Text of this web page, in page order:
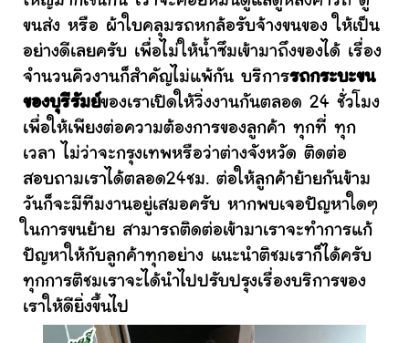
ขนส่ง หรือ ผ้าใบคลุมรถหกล้อรับจ้างขนของ ให้เป็น
อย่างดีเลยครับ เพื่อไม่ให้น้ำซึมเข้ามาถึงของได้ เรื่อง
จำนวนคิวงานก็สำคัญไม่แพ้กัน บริการรถกระบะขน
ของบุรีรัมย์ของเราเปิดให้วิ่งงานกันตลอด 24 ชั่วโมง
เพื่อให้เพียงต่อความต้องการของลูกค้า ทุกที่ ทุก
เวลา ไม่ว่าจะกรุงเทพหรือว่าต่างจังหวัด ติดต่อ
สอบถามเราได้ตลอด24ชม. ต่อให้ลูกค้าย้ายกันข้าม
วันก็จะมีทีมงานอยู่เสมอครับ หากพบเจอปัญหาใดๆ
ในการขนย้าย สามารถติดต่อเข้ามาเราจะทำการแก้
ปัญหาให้กับลูกค้าทุกอย่าง แนะนำติชมเราก็ได้ครับ
ทุกการติชมเราจะได้นำไปปรับปรุงเรื่องบริการของ
เราให้ดียิ่งขึ้นไป